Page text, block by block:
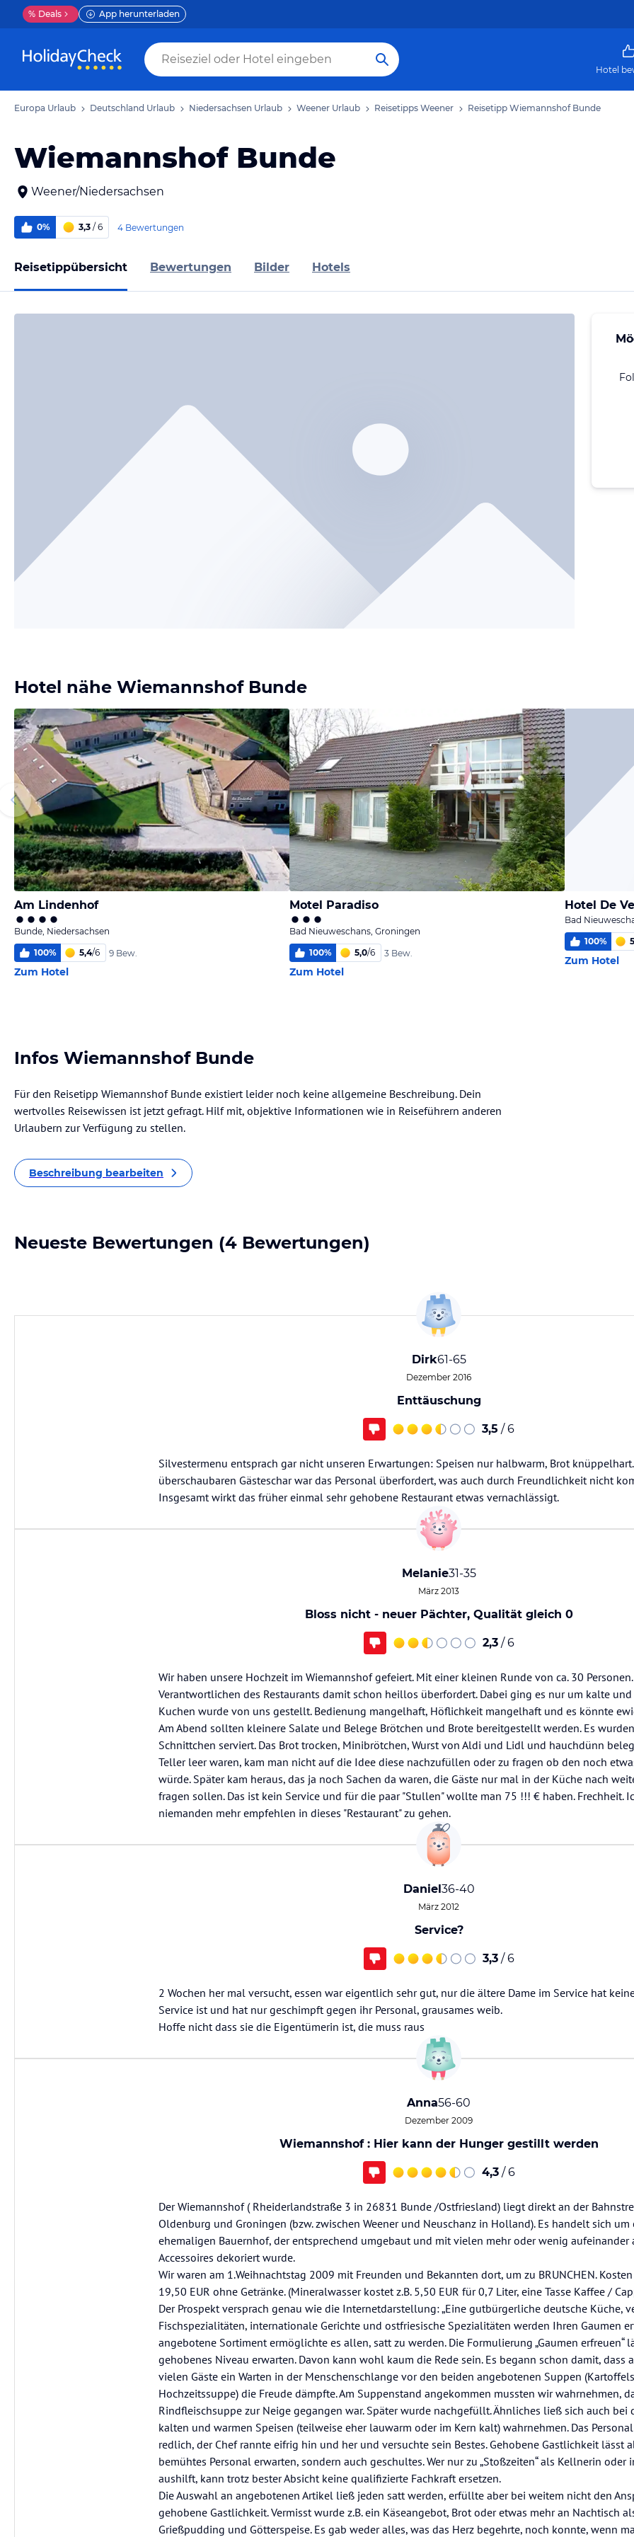
% Deals App herunterladen
Hotel
Europa Urlaub Deutschland Urlaub Niedersachsen Urlaub Weener Urlaub Reisetipps Weener Reisetipp Wiemannshof Bunde
Wiemannshof Bunde
Weener/Niedersachsen
0% 3,3 / 6 4 Bewertungen
Reisetippübersicht Bewertungen Bilder Hotels
Hotel nähe Wiemannshof Bunde
Am Lindenhof
Bunde, Niedersachsen
100% 5,4/6 9 Bew.
Zum Hotel
Motel Paradiso
Bad Nieuweschans, Groningen
100% 5,0/6 3 Bew.
Zum Hotel
Hotel De
Bad
100%
Zum Hotel
Infos Wiemannshof Bunde
Für den Reisetipp Wiemannshof Bunde existiert leider noch keine allgemeine Beschreibung. Dein
wertvolles Reisewissen ist jetzt gefragt. Hilf mit, objektive Informationen wie in Reiseführern anderen
Urlaubern zur Verfügung zu stellen.
Beschreibung bearbeiten
Neueste Bewertungen (4 Bewertungen)
Dirk61-65
Dezember 2016
Enttäuschung
3,5 / 6
Silvestermenu entsprach gar nicht unseren Erwartungen: Speisen nur halbwarm, Brot
überschaubaren Gästeschar war das Personal überfordert, was auch durch Freundlichkeit nicht
Insgesamt wirkt das früher einmal sehr gehobene Restaurant etwas vernachlässigt.
Melanie31-35
März 2013
Bloss nicht - neuer Pächter, Qualität gleich 0
2,3 / 6
Wir haben unsere Hochzeit im Wiemannshof gefeiert. Mit einer kleinen Runde von ca. 30
Verantwortlichen des Restaurants damit schon heillos überfordert. Dabei ging es nur um kalte und
Kuchen wurde von uns gestellt. Bedienung mangelhaft, Höflichkeit mangelhaft und es könnte
Am Abend sollten kleinere Salate und Belege Brötchen und Brote bereitgestellt werden. Es
Schnittchen serviert. Das Brot trocken, Minibrötchen, Wurst von Aldi und Lidl und hauchdünn
Teller leer waren, kam man nicht auf die Idee diese nachzufüllen oder zu fragen ob den noch
würde. Später kam heraus, das ja noch Sachen da waren, die Gäste nur mal in der Küche nach
fragen sollen. Das ist kein Service und für die paar "Stullen" wollte man 75 !!! € haben. Frechheit.
niemanden mehr empfehlen in dieses "Restaurant" zu gehen.
Daniel36-40
März 2012
Service?
3,3 / 6
2 Wochen her mal versucht, essen war eigentlich sehr gut, nur die ältere Dame im Service hat
Service ist und hat nur geschimpft gegen ihr Personal, grausames weib.
Hoffe nicht dass sie die Eigentümerin ist, die muss raus
Anna56-60
Dezember 2009
Wiemannshof : Hier kann der Hunger gestillt werden
4,3 / 6
Der Wiemannshof ( Rheiderlandstraße 3 in 26831 Bunde /Ostfriesland) liegt direkt an der
Oldenburg und Groningen (bzw. zwischen Weener und Neuschanz in Holland). Es handelt sich um
ehemaligen Bauernhof, der entsprechend umgebaut und mit vielen mehr oder wenig aufeinander
Accessoires dekoriert wurde.
Wir waren am 1.Weihnachtstag 2009 mit Freunden und Bekannten dort, um zu BRUNCHEN.
19,50 EUR ohne Getränke. (Mineralwasser kostet z.B. 5,50 EUR für 0,7 Liter, eine Tasse Kaffee /
Der Prospekt versprach genau wie die Internetdarstellung: „Eine gutbürgerliche deutsche Küche,
Fischspezialitäten, internationale Gerichte und ostfriesische Spezialitäten werden Ihren Gaumen
angebotene Sortiment ermöglichte es allen, satt zu werden. Die Formulierung „Gaumen erfreuen“
gehobenes Niveau erwarten. Davon kann wohl kaum die Rede sein. Es begann schon damit, dass
vielen Gäste ein Warten in der Menschenschlange vor den beiden angebotenen Suppen
Hochzeitssuppe) die Freude dämpfte. Am Suppenstand angekommen mussten wir wahrnehmen,
Rindfleischsuppe zur Neige gegangen war. Später wurde nachgefüllt. Ähnliches ließ sich auch bei
kalten und warmen Speisen (teilweise eher lauwarm oder im Kern kalt) wahrnehmen. Das
redlich, der Chef rannte eifrig hin und her und versuchte sein Bestes. Gehobene Gastlichkeit lässt
bemühtes Personal erwarten, sondern auch geschultes. Wer nur zu „Stoßzeiten“ als Kellnerin oder
aushilft, kann trotz bester Absicht keine qualifizierte Fachkraft ersetzen.
Die Auswahl an angebotenen Artikel ließ jeden satt werden, erfüllte aber bei weitem nicht den
gehobene Gastlichkeit. Vermisst wurde z.B. ein Käseangebot, Brot oder etwas mehr an Nachtisch
Grießpudding und Götterspeise. Es gab weder alles, was das Herz begehrte, noch konnte, wenn